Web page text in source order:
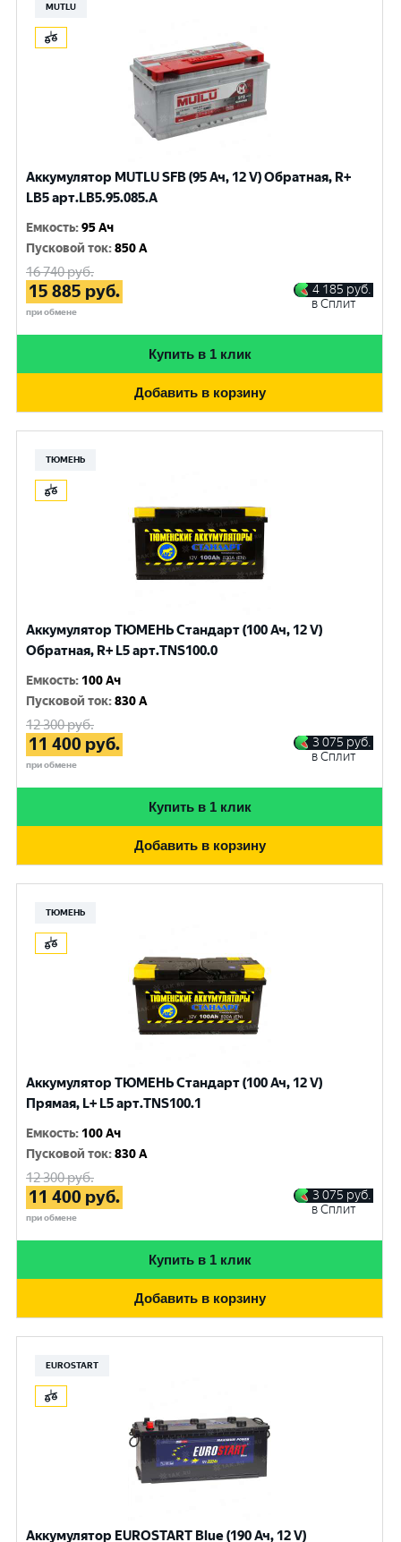
MUTLU
Аккумулятор MUTLU SFB (95 Ач, 12 V) Обратная, R+
LB5 арт.LВ5.95.085.A
Емкость:95 Ач
Пусковой ток:850 A
16 740руб.
15 885 руб.
при обмене
4 185 руб.
в Сплит
Купить в 1 клик
Добавить в корзину
ТЮМЕНЬ
Аккумулятор ТЮМЕНЬ Стандарт (100 Ач, 12 V)
Обратная, R+ L5 арт.TNS100.0
Емкость: 100 Ач
Пусковой ток:830 A
12 300руб.
11 400 руб.
при обмене
3 075 руб.
в Сплит
Купить в 1 клик
Добавить в корзину
ТЮМЕНЬ
Аккумулятор ТЮМЕНЬ Стандарт (100 Ач, 12 V)
Прямая, L+ L5 арт.TNS100.1
Емкость: 100 Ач
Пусковой ток:830 A
12 300руб.
11 400 руб.
при обмене
3 075 руб.
в Сплит
Купить в 1 клик
Добавить в корзину
EUROSTART
Аккумулятор EUROSTART Blue (190 Ач, 12 V)